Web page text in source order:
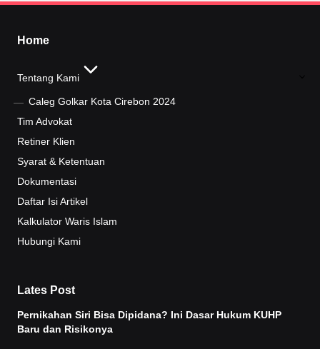
Home
Tentang Kami
Caleg Golkar Kota Cirebon 2024
Tim Advokat
Retiner Klien
Syarat & Ketentuan
Dokumentasi
Daftar Isi Artikel
Kalkulator Waris Islam
Hubungi Kami
Lates Post
Pernikahan Siri Bisa Dipidana? Ini Dasar Hukum KUHP
Baru dan Risikonya